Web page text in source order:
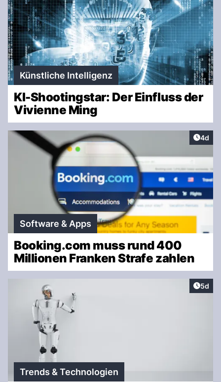
Künstliche Intelligenz
KI-Shootingstar: Der Einfluss der
Vivienne Ming
4d
Software & Apps
Booking.com muss rund 400
Millionen Franken Strafe zahlen
5d
Trends & Technologien